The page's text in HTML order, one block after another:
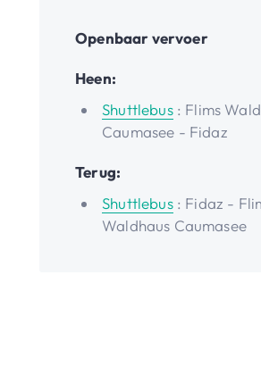
Openbaar vervoer
Heen:
Shuttlebus: Flims
Caumasee - Fidaz
Terug:
Shuttlebus: Fidaz -
Waldhaus Caumasee